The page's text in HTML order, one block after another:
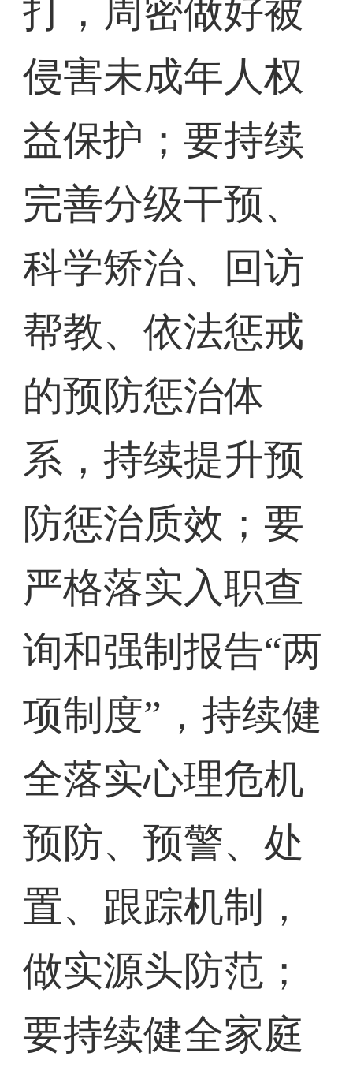
打，周密做好被
侵害未成年人权
益保护；要持续
完善分级干预、
科学矫治、回访
帮教、依法惩戒
的预防惩治体
系，持续提升预
防惩治质效；要
严格落实入职查
询和强制报告“两
项制度”，持续健
全落实心理危机
预防、预警、处
置、跟踪机制，
做实源头防范；
要持续健全家庭